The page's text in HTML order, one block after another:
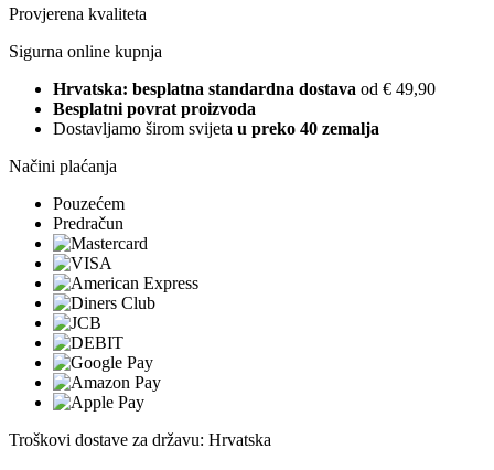
Provjerena kvaliteta
Sigurna online kupnja
Hrvatska: besplatna standardna dostava od € 49,90
Besplatni povrat proizvoda
Dostavljamo širom svijeta u preko 40 zemalja
Načini plaćanja
Pouzećem
Predračun
Troškovi dostave za državu: Hrvatska